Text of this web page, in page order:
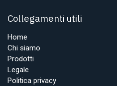
Collegamenti utili
Home
Chi siamo
Prodotti
Legale
Politica privacy